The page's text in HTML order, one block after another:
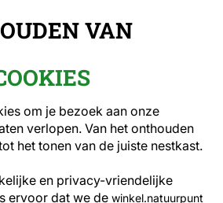
VAN
om je bezoek aan onze
verlopen. Van het onthouden
het tonen van de juiste nestkast.
en privacy-vriendelijke
ervoor dat we de winkel.natuurpunt
Vegan vetblok met pinda's